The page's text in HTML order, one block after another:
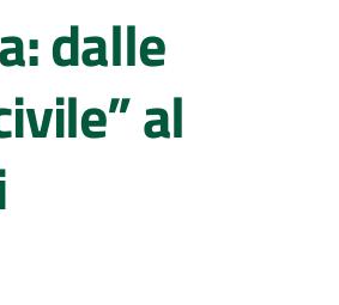
dalle
al